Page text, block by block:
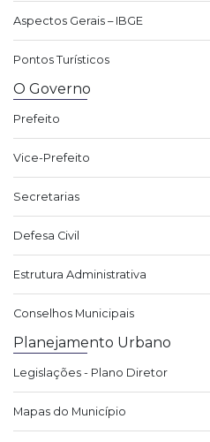
Aspectos Gerais – IBGE
Pontos Turísticos
O Governo
Prefeito
Vice-Prefeito
Secretarias
Defesa Civil
Estrutura Administrativa
Conselhos Municipais
Planejamento Urbano
Legislações - Plano Diretor
Mapas do Município